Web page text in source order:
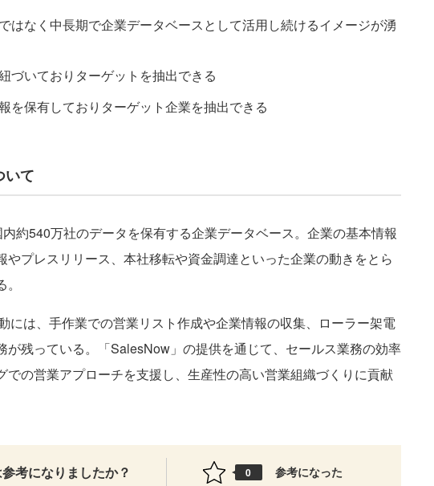
はなく中長期で企業データベースとして活用し続けるイメージが湧
づいておりターゲットを抽出できる
を保有しておりターゲット企業を抽出できる
いて
内約540万社のデータを保有する企業データベース。企業の基本情報
やプレスリリース、本社移転や資金調達といった企業の動きをとら
には、手作業での営業リスト作成や企業情報の収集、ローラー架電
が残っている。「SalesNow」の提供を通じて、セールス業務の効率
での営業アプローチを支援し、生産性の高い営業組織づくりに貢献
考になりましたか？ 0 参考になった